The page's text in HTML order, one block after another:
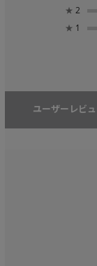
★ 2
★ 1
ユーザーレビ